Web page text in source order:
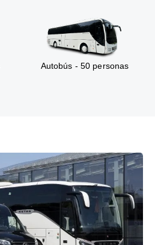
Autobús - 50 personas